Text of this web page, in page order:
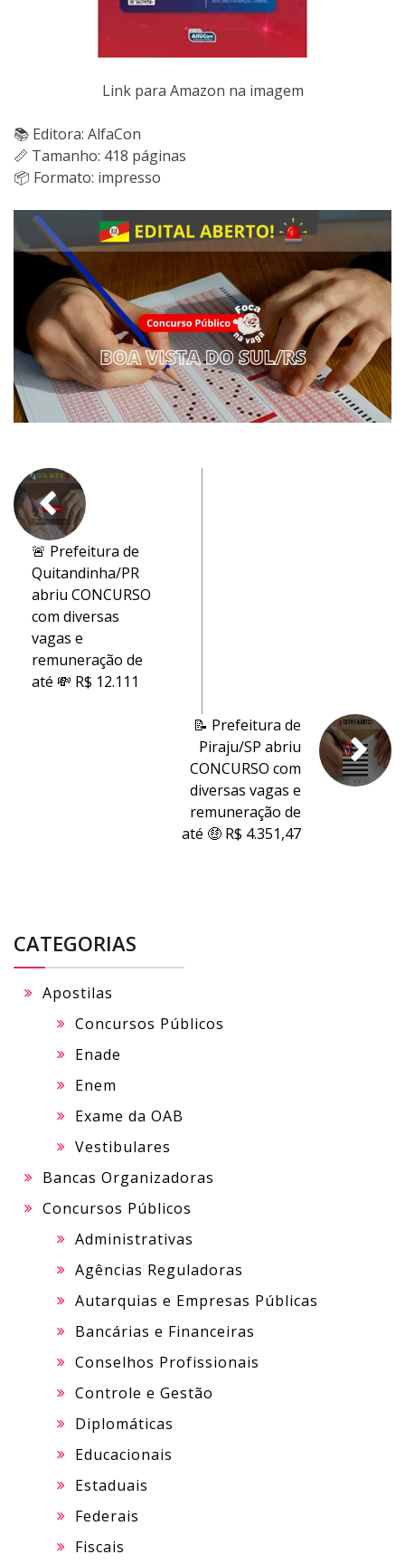
Link para Amazon na imagem
📚 Editora: AlfaCon
📏 Tamanho: 418 páginas
📦 Formato: impresso
🚨 Prefeitura de
Quitandinha/PR
abriu CONCURSO
com diversas
vagas e
remuneração de
até 💸 R$ 12.111
📝 Prefeitura de
Piraju/SP abriu
CONCURSO com
diversas vagas e
remuneração de
até 🤑 R$ 4.351,47
CATEGORIAS
Apostilas
Concursos Públicos
Enade
Enem
Exame da OAB
Vestibulares
Bancas Organizadoras
Concursos Públicos
Administrativas
Agências Reguladoras
Autarquias e Empresas Públicas
Bancárias e Financeiras
Conselhos Profissionais
Controle e Gestão
Diplomáticas
Educacionais
Estaduais
Federais
Fiscais